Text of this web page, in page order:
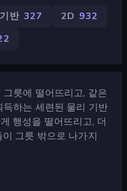
반 327 2D 932
릇에 떨어뜨리고, 같은
하는 세련된 물리 기반
행성을 떨어뜨리고, 더
그릇 밖으로 나가지